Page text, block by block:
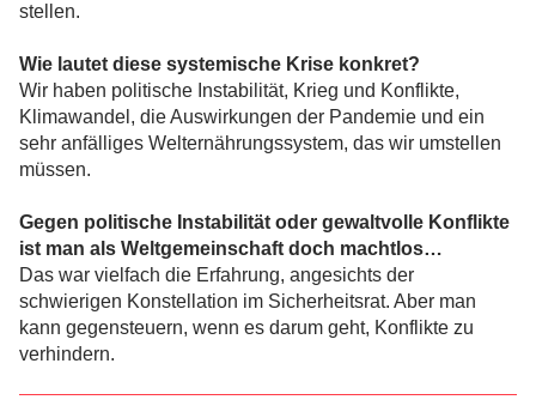
stellen.
Wie lautet diese systemische Krise konkret?
Wir haben politische Instabilität, Krieg und Konflikte,
Klimawandel, die Auswirkungen der Pandemie und ein
sehr anfälliges Welternährungssystem, das wir umstellen
müssen.
Gegen politische Instabilität oder gewaltvolle Konflikte
ist man als Weltgemeinschaft doch machtlos…
Das war vielfach die Erfahrung, angesichts der
schwierigen Konstellation im Sicherheitsrat. Aber man
kann gegensteuern, wenn es darum geht, Konflikte zu
verhindern.